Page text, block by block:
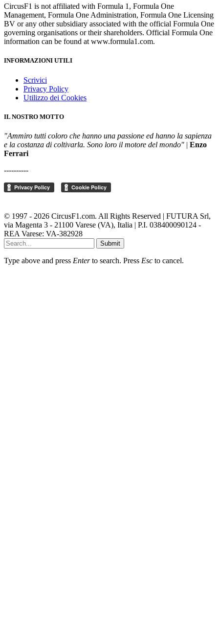
CircusF1 is not affiliated with Formula 1, Formula One
Management, Formula One Administration, Formula One Licensing
BV or any other subsidiary associated with the official Formula One
governing organisations or their shareholders. Official Formula One
information can be found at www.formula1.com.
INFORMAZIONI UTILI
Scrivici
Privacy Policy
Utilizzo dei Cookies
IL NOSTRO MOTTO
"Ammiro tutti coloro che hanno una passione ed hanno la sapienza
e la costanza di coltivarla. Sono loro il motore del mondo" | Enzo
Ferrari
----------
© 1997 - 2026 CircusF1.com. All Rights Reserved | FUTURA Srl,
via Magenta 3 - 21100 Varese (VA), Italia | P.I. 038400090124 -
REA Varese: VA-382928
Submit
Type above and press Enterto search. Press Esc to cancel.